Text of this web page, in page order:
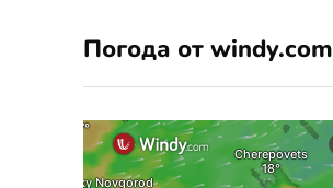
Погода от windy.com